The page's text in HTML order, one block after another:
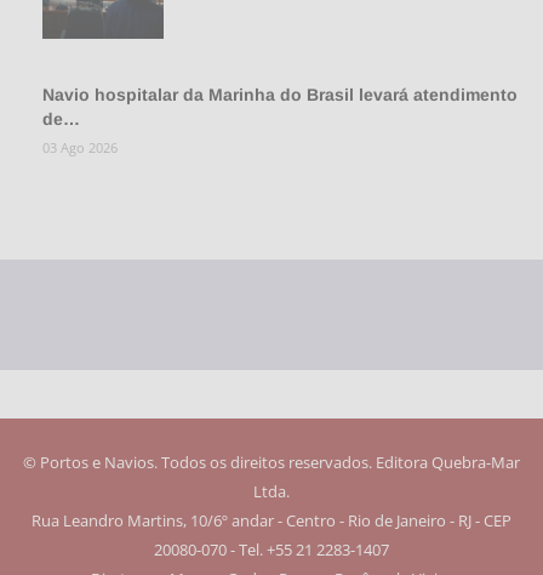
Navio hospitalar da Marinha do Brasil levará atendimento
de…
03 Ago 2026
© Portos e Navios. Todos os direitos reservados. Editora Quebra-Mar
Ltda.
Rua Leandro Martins, 10/6º andar - Centro - Rio de Janeiro - RJ - CEP
20080-070 - Tel. +55 21 2283-1407